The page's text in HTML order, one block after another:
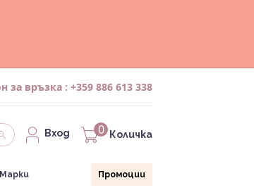
за връзка : +359 886 613 338
Вход 0 Количка
Марки Промоции